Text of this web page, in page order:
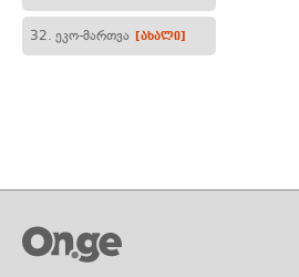
32. ეკო-მართვა [ახალი]